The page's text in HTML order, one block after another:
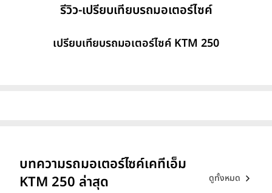
รีวิว-เปรียบเทียบรถมอเตอร์ไซค์
เปรียบเทียบรถมอเตอร์ไซค์ KTM 250
บทความรถมอเตอร์ไซค์เคทีเอ็ม
KTM 250 ล่าสุด
ดูทั้งหมด